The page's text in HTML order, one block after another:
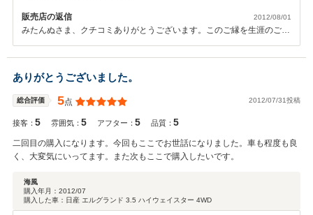
販売店の返信 2012/08/01
みたんぬさま、クチコミありがとうございます。このご縁を生涯のご縁
よろしくお願い申し上げます。ありがとうございました。
ありがとうございました。
総合評価 5点 2012/07/31投稿
接客：5 雰囲気：5 アフター：5 品質：5
二回目の購入になります。今回もここでお世話になりました。車も程度も良
く、大変気にいってます。また次もここで購入したいです。
海風
購入年月： 2012/07
購入した車： 日産 エルグランド 3.5 ハイウェイスター 4WD